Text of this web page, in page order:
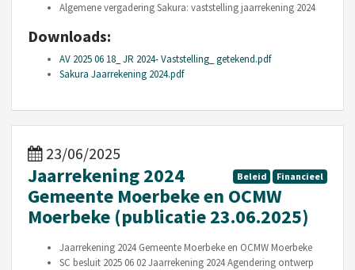
Algemene vergadering Sakura: vaststelling jaarrekening 2024
Downloads:
AV 2025 06 18_ JR 2024- Vaststelling_ getekend.pdf
Sakura Jaarrekening 2024.pdf
23/06/2025
Beleid Financieel
Jaarrekening 2024
Gemeente Moerbeke en OCMW
Moerbeke (publicatie 23.06.2025)
Jaarrekening 2024 Gemeente Moerbeke en OCMW Moerbeke
SC besluit 2025 06 02 Jaarrekening 2024 Agendering ontwerp